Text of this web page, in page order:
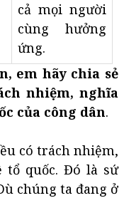
cả mọi người
cùng hưởng
ứng.
em hãy chia sẻ
nhiệm, nghĩa
của công dân.
có trách nhiệm,
tổ quốc. Đó là sứ
chúng ta đang ở